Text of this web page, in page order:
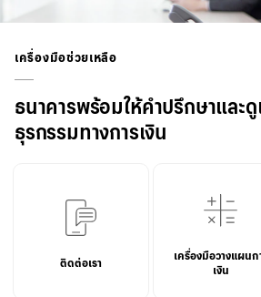
เครื่องมือช่วยเหลือ
ธนาคารพร้อมให้คำปรึกษาและ
ธุรกรรมทางการเงิน
ติดต่อเรา
เครื่องมือวางแผนก
เงิน